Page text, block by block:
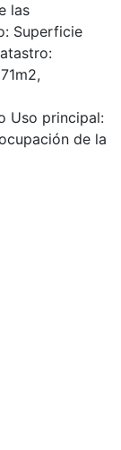
las
Superficie
Uso principal:
de la